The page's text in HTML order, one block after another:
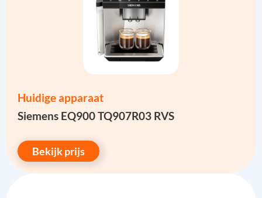
Huidige apparaat
Siemens EQ900 TQ907R03 RVS
Bekijk prijs